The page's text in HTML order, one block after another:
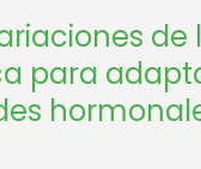
de
para